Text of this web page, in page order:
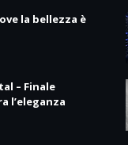
la bellezza è
– Finale
l’eleganza